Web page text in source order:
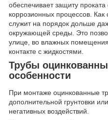
обеспечивает защиту проката
коррозионных процессов. Как
служит на порядок дольше
окружающей среды. Это
улице, во влажных
контакте с жидкостями.
Трубы
особенности
При монтаже оцинкованные
дополнительной грунтовки
негативных воздействий.